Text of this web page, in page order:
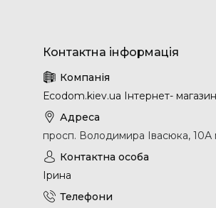
Еcodom.kiev.ua Інтернет- магазин
просп. Володимира Івасюка, 10А
Ірина